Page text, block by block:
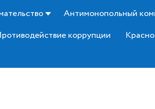
Антимонопольный
коррупции